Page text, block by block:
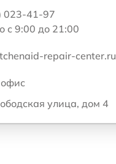
023-41-97
с 9:00 до 21:00
repair-center.ru
улица, дом 4